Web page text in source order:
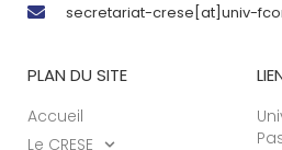
secretariat-crese[at]univ-
PLAN DU SITE
Accueil
Le CRESE